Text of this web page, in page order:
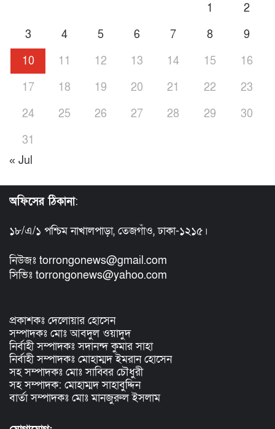
1
2
3
4 5 6 7 8
9
10
11 12 13 14 15
16
17
18 19 20 21 22
23
24
25 26 27 28 29
30
31
« Jul
অফিসের ঠিকানা:
১৮/এ/১ পশ্চিম নাখালপাড়া, তেজগাঁও, ঢাকা-১২১৫।
নিউজঃ torrongonews@gmail.com
সিভিঃ torrongonews@yahoo.com
প্রকাশকঃ দেলোয়ার হোসেন
সম্পাদকঃ মোঃ আবদুল ওয়াদুদ
নির্বাহী সম্পাদকঃ সদানন্দ কুমার সাহা
নির্বাহী সম্পাদকঃ মোহাম্মদ ইমরান হোসেন
সহ সম্পাদকঃ মোঃ সাব্বির চৌধুরী
সহ সম্পাদক: মোহাম্মদ সাহাবুদ্দিন
বার্তা সম্পাদকঃ মোঃ মানজুরুল ইসলাম